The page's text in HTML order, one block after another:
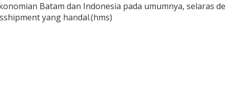
Batam dan Indonesia pada umumnya, selaras
yang handal.(hms)